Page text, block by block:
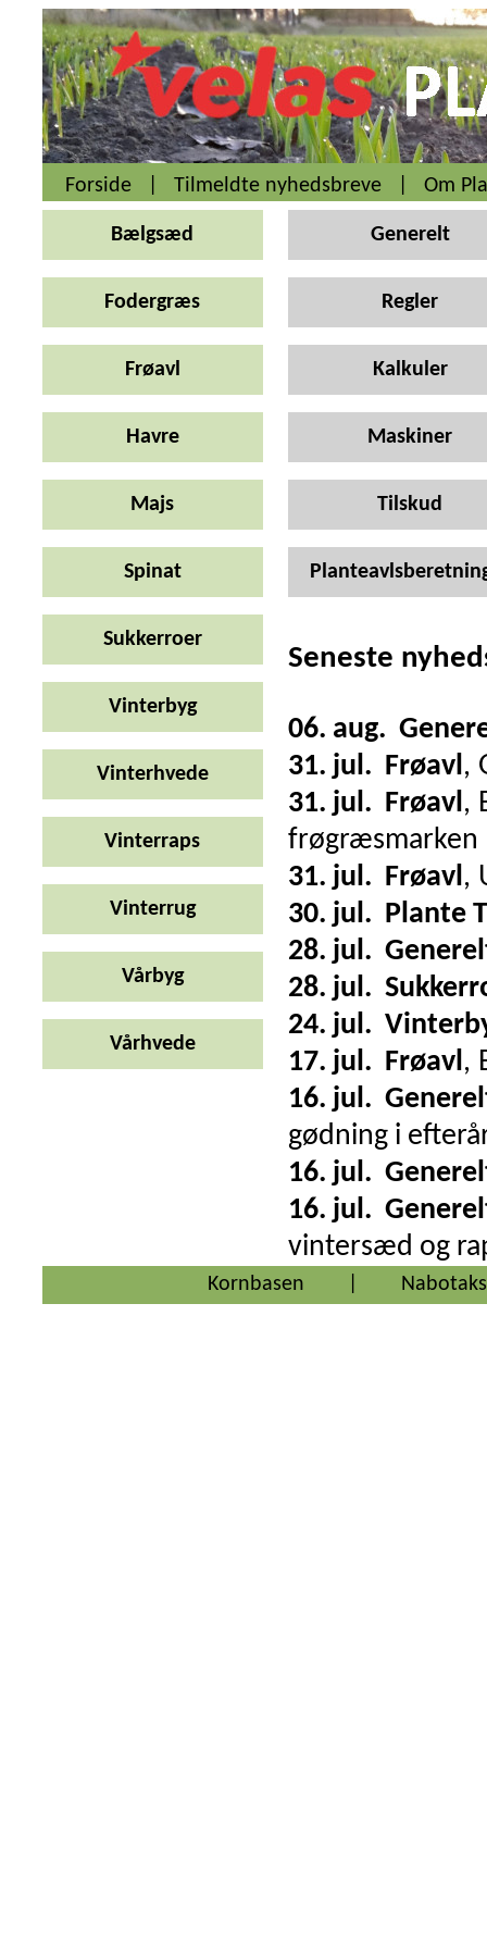
Forside Tilmeldte nyhedsbreve Om
Bælgsæd
Fodergræs
Frøavl
Havre
Majs
Spinat
Sukkerroer
Vinterbyg
Vinterhvede
Vinterraps
Vinterrug
Vårbyg
Vårhvede
Generelt
Regler
Kalkuler
Maskiner
Tilskud
Seneste
06. aug.
31. jul. Frøavl,
31. jul. Frøavl,
frøgræsmarken
31. jul. Frøavl,
30. jul. Plante
28. jul.
28. jul.
24. jul.
17. jul. Frøavl,
16. jul.
gødning i
16. jul.
16. jul.
vintersæd og
Kornbasen